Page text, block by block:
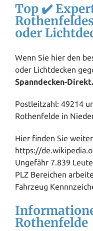
Top ✔️
oder
Wenn Sie hier den
oder Lichtdecken
Spanndecken-
Postleitzahl: 49214
Rothenfelde in
Hier finden Sie
https://
Ungefähr 7.839
PLZ Bereichen
Fahrzeug
Rothenfelde